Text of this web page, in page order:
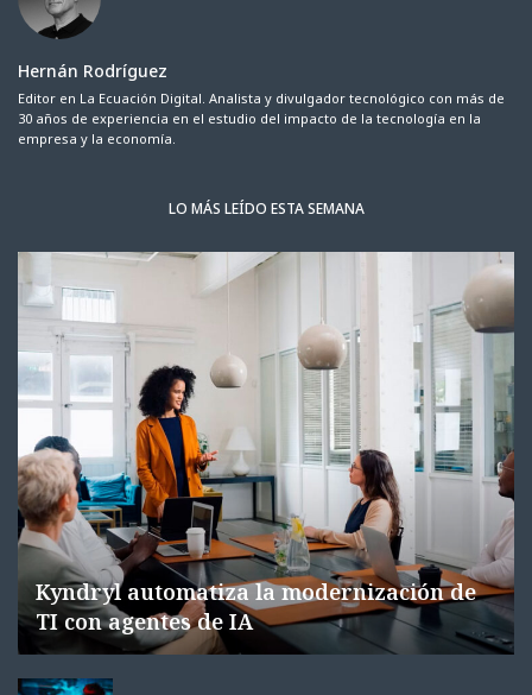
Hernán Rodríguez
Editor en La Ecuación Digital. Analista y divulgador tecnológico con más de
30 años de experiencia en el estudio del impacto de la tecnología en la
empresa y la economía.
LO MÁS LEÍDO ESTA SEMANA
Kyndryl automatiza la modernización de
TI con agentes de IA